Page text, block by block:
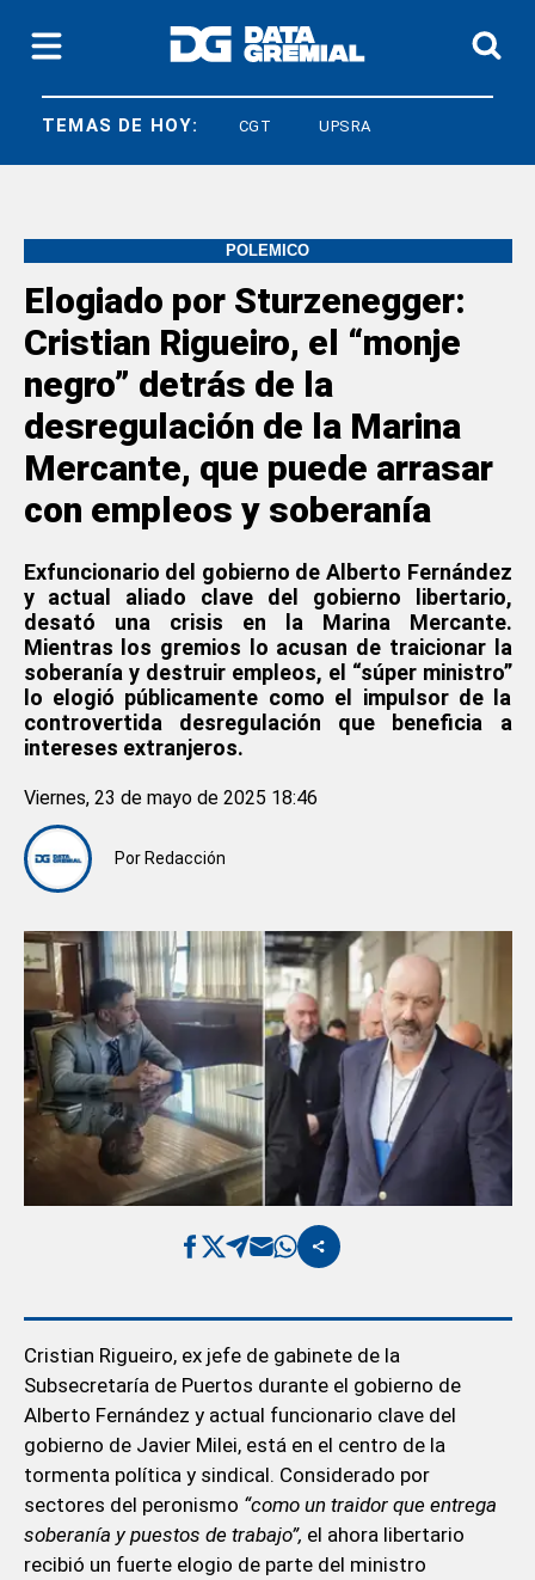
TEMAS DE HOY:
LEY BASES CGT UPSRA
POLÉMICO
Elogiado por Sturzenegger:
Cristian Rigueiro, el “monje
negro” detrás de la
desregulación de la Marina
Mercante, que puede arrasar
con empleos y soberanía
Exfuncionario del gobierno de Alberto Fernández
y actual aliado clave del gobierno libertario,
desató una crisis en la Marina Mercante.
Mientras los gremios lo acusan de traicionar la
soberanía y destruir empleos, el “súper ministro”
lo elogió públicamente como el impulsor de la
controvertida desregulación que beneficia a
intereses extranjeros.
Por Redacción
Viernes, 23 de mayo de 2025 18:46
Cristian Rigueiro, ex jefe de gabinete de la
Subsecretaría de Puertos durante el gobierno de
Alberto Fernández y actual funcionario clave del
gobierno de Javier Milei, está en el centro de la
tormenta política y sindical. Considerado por
sectores del peronismo “como un traidor que entrega
soberanía y puestos de trabajo”, el ahora libertario
recibió un fuerte elogio de parte del ministro